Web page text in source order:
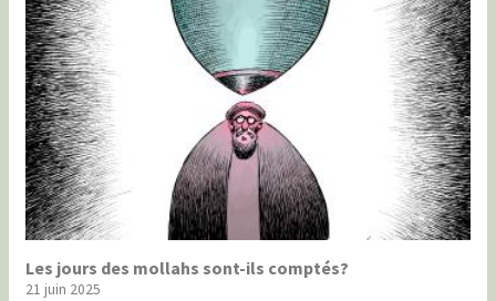
Les jours des mollahs sont-ils comptés?
21 juin 2025